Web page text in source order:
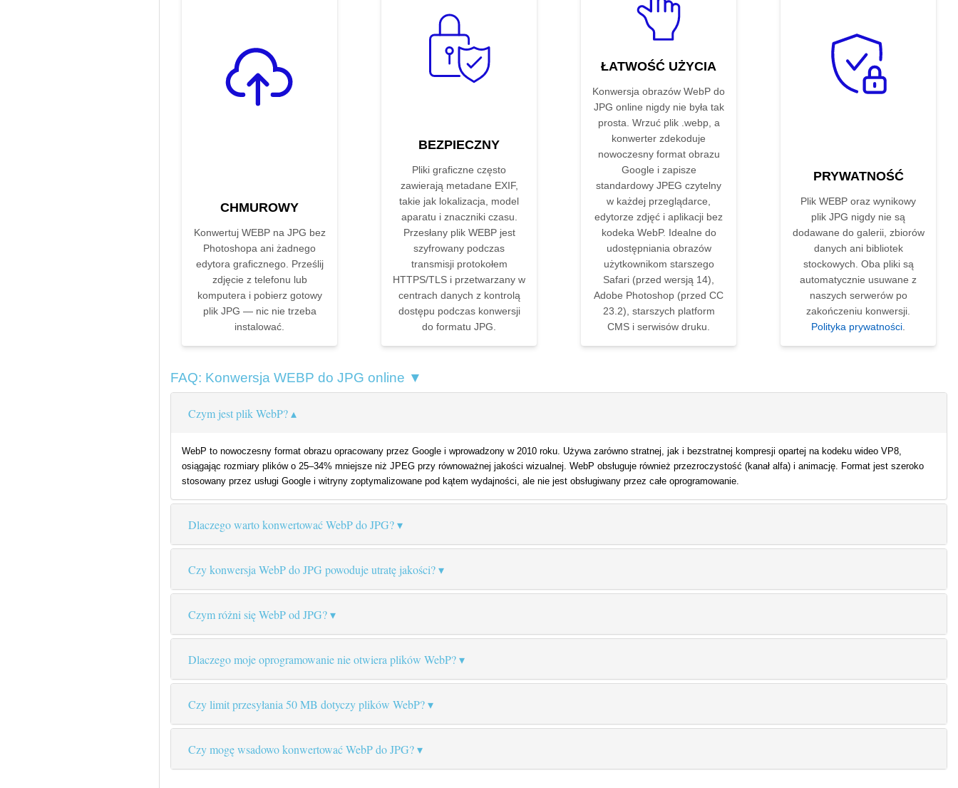
CHMUROWY
Konwertuj WEBP na JPG bez
Photoshopa ani żadnego
edytora graficznego. Prześlij
zdjęcie z telefonu lub
komputera i pobierz gotowy
plik JPG — nic nie trzeba
instalować.
BEZPIECZNY
Pliki graficzne często
zawierają metadane EXIF,
takie jak lokalizacja, model
aparatu i znaczniki czasu.
Przesłany plik WEBP jest
szyfrowany podczas
transmisji protokołem
HTTPS/TLS i przetwarzany w
centrach danych z kontrolą
dostępu podczas konwersji
do formatu JPG.
ŁATWOŚĆ UŻYCIA
Konwersja obrazów WebP do
JPG online nigdy nie była tak
prosta. Wrzuć plik .webp, a
konwerter zdekoduje
nowoczesny format obrazu
Google i zapisze
standardowy JPEG czytelny
w każdej przeglądarce,
edytorze zdjęć i aplikacji bez
kodeka WebP. Idealne do
udostępniania obrazów
użytkownikom starszego
Safari (przed wersją 14),
Adobe Photoshop (przed CC
23.2), starszych platform
CMS i serwisów druku.
PRYWATNOŚĆ
Plik WEBP oraz wynikowy
plik JPG nigdy nie są
dodawane do galerii, zbiorów
danych ani bibliotek
stockowych. Oba pliki są
automatycznie usuwane z
naszych serwerów po
zakończeniu konwersji.
Polityka prywatności.
FAQ: Konwersja WEBP do JPG online ▼
Czym jest plik WebP?
WebP to nowoczesny format obrazu opracowany przez Google i wprowadzony w 2010 roku. Używa zarówno stratnej, jak i bezstratnej kompresji opartej na kodeku wideo VP8,
osiągając rozmiary plików o 25–34% mniejsze niż JPEG przy równoważnej jakości wizualnej. WebP obsługuje również przezroczystość (kanał alfa) i animację. Format jest szeroko
stosowany przez usługi Google i witryny zoptymalizowane pod kątem wydajności, ale nie jest obsługiwany przez całe oprogramowanie.
Dlaczego warto konwertować WebP do JPG?
Czy konwersja WebP do JPG powoduje utratę jakości?
Czym różni się WebP od JPG?
Dlaczego moje oprogramowanie nie otwiera plików WebP?
Czy limit przesyłania 50 MB dotyczy plików WebP?
Czy mogę wsadowo konwertować WebP do JPG?